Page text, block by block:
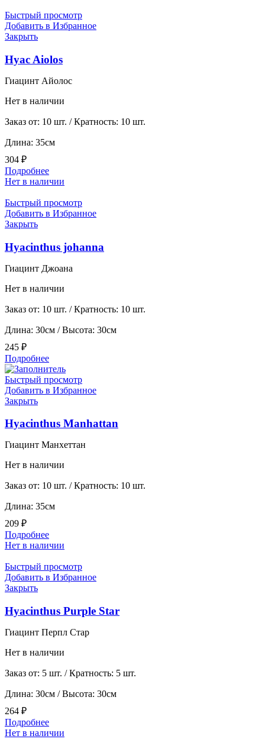
Быстрый просмотр
Добавить в Избранное
Закрыть
Hyac Aiolos
Гиацинт Айолос
Нет в наличии
Заказ от: 10 шт. / Кратность: 10 шт.
Длина: 35см
304 ₽
Подробнее
Нет в наличии
Быстрый просмотр
Добавить в Избранное
Закрыть
Hyacinthus johanna
Гиацинт Джоана
Нет в наличии
Заказ от: 10 шт. / Кратность: 10 шт.
Длина: 30см / Высота: 30см
245 ₽
Подробнее
Быстрый просмотр
Добавить в Избранное
Закрыть
Hyacinthus Manhattan
Гиацинт Манхеттан
Нет в наличии
Заказ от: 10 шт. / Кратность: 10 шт.
Длина: 35см
209 ₽
Подробнее
Нет в наличии
Быстрый просмотр
Добавить в Избранное
Закрыть
Hyacinthus Purple Star
Гиацинт Перпл Стар
Нет в наличии
Заказ от: 5 шт. / Кратность: 5 шт.
Длина: 30см / Высота: 30см
264 ₽
Подробнее
Нет в наличии